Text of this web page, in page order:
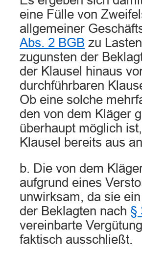
eine Fülle von
allgemeiner
Abs. 2 BGB zu
zugunsten der
der Klausel hinaus
durchführbaren
Ob eine solche
den von dem Kläger
überhaupt möglich
Klausel bereits aus
b. Die von dem
aufgrund eines
unwirksam, da sie
der Beklagten nach §
vereinbarte
faktisch ausschließt.